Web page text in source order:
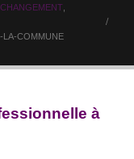
LA-COMMUNE
à